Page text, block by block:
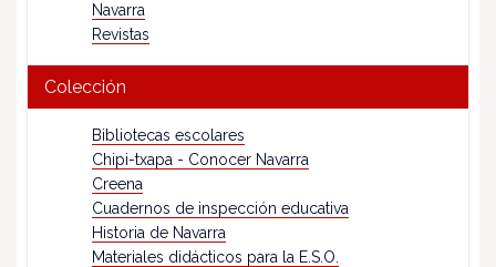
Navarra
Revistas
Colección
Bibliotecas escolares
Chipi-txapa - Conocer Navarra
Creena
Cuadernos de inspección educativa
Historia de Navarra
Materiales didácticos para la E.S.O.